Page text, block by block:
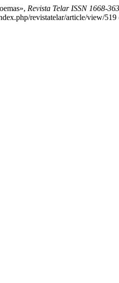
Revista Telar ISSN 1668-
revistatelar/article/view/